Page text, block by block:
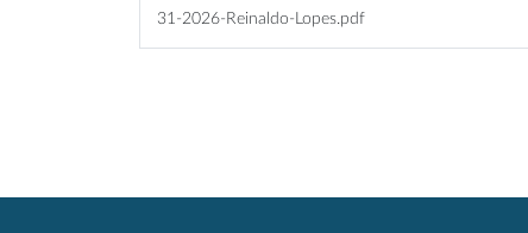
31-2026-Reinaldo-Lopes.pdf